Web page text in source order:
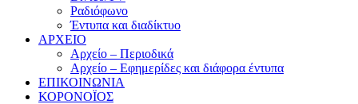
Ραδιόφωνο
Έντυπα και διαδίκτυο
ΑΡΧΕΙΟ
Αρχείο – Περιοδικά
Αρχείο – Εφημερίδες και διάφορα έντυπα
ΕΠΙΚΟΙΝΩΝΙΑ
ΚΟΡΟΝΟΪΟΣ